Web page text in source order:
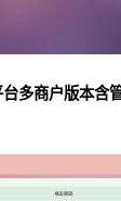
多商户版本含